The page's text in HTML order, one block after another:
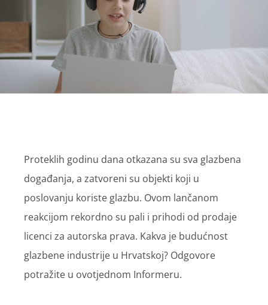
Proteklih godinu dana otkazana su sva glazbena
događanja, a zatvoreni su objekti koji u
poslovanju koriste glazbu. Ovom lančanom
reakcijom rekordno su pali i prihodi od prodaje
licenci za autorska prava. Kakva je budućnost
glazbene industrije u Hrvatskoj? Odgovore
potražite u ovotjednom Informeru.